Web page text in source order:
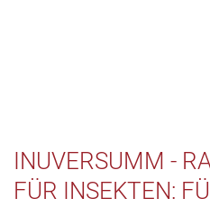
INUVERSUMM -
FÜR INSEKTEN: